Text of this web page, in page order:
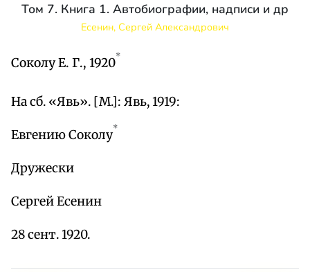
Том 7. Книга 1. Автобиографии, надписи и др
Есенин, Сергей Александрович
Соколу Е. Г., 1920*
На сб. «Явь». [М.]: Явь, 1919:
Евгению Соколу*
Дружески
Сергей Есенин
28 сент. 1920.